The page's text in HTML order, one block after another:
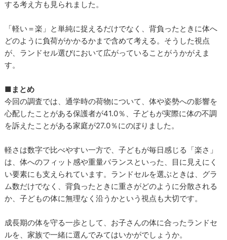
する考え方も見られました。
「軽い＝楽」と単純に捉えるだけでなく、背負ったときに体へ
どのように負荷がかかるかまで含めて考える。そうした視点
が、ランドセル選びにおいて広がっていることがうかがえま
す。
■まとめ
今回の調査では、通学時の荷物について、体や姿勢への影響を
心配したことがある保護者が41.0％、子どもが実際に体の不調
を訴えたことがある家庭が27.0％にのぼりました。
軽さは数字で比べやすい一方で、子どもが毎日感じる「楽さ」
は、体へのフィット感や重量バランスといった、目に見えにく
い要素にも支えられています。ランドセルを選ぶときは、グラ
ム数だけでなく、背負ったときに重さがどのように分散される
か、子どもの体に無理なく沿うかという視点も大切です。
成長期の体を守る一歩として、お子さんの体に合ったランドセ
ルを、家族で一緒に選んでみてはいかがでしょうか。